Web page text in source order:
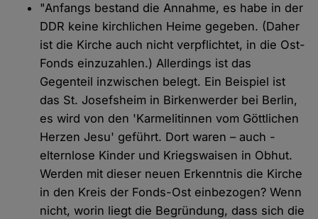
"Anfangs bestand die Annahme, es habe in der
DDR keine kirchlichen Heime gegeben. (Daher
ist die Kirche auch nicht verpflichtet, in die Ost-
Fonds einzuzahlen.) Allerdings ist das
Gegenteil inzwischen belegt. Ein Beispiel ist
das St. Josefsheim in Birkenwerder bei Berlin,
es wird von den 'Karmelitinnen vom Göttlichen
Herzen Jesu' geführt. Dort waren – auch -
elternlose Kinder und Kriegswaisen in Obhut.
Werden mit dieser neuen Erkenntnis die Kirche
in den Kreis der Fonds-Ost einbezogen? Wenn
nicht, worin liegt die Begründung, dass sich die